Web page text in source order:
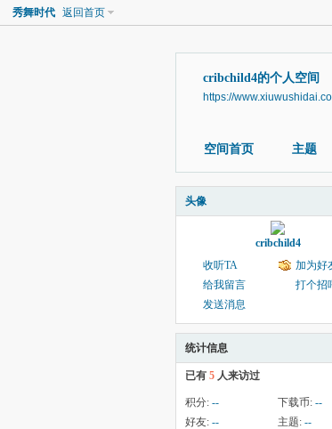
秀舞时代 返回首页
cribchild4的个人空间
https://
空间首页 主题
头像
cribchild4
收听TA
加为好
给我留言
打个招
发送消息
统计信息
已有 5 人来访过
积分: -- 下载币: --
好友: -- 主题: --